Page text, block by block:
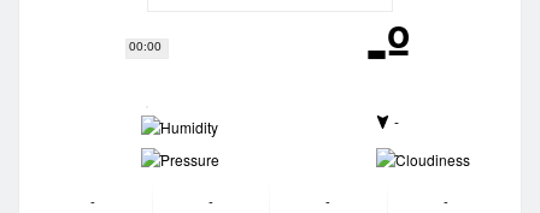
00:00 -º
-
-
-
-
-
-
-
-